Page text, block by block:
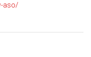
aso/